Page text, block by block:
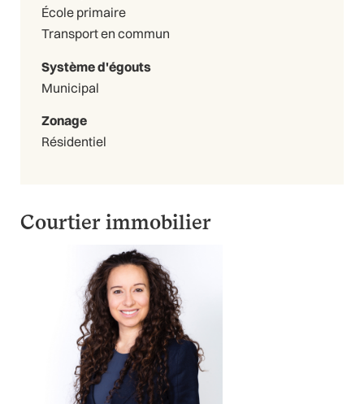
École primaire
Transport en commun
Système d'égouts
Municipal
Zonage
Résidentiel
Courtier immobilier